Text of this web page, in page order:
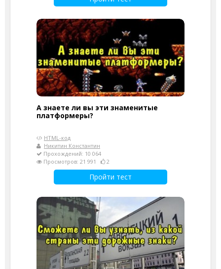
А знаете ли вы эти знаменитые
платформеры?
HTML-код
Никитин Константин
Прохождений: 10 064
Просмотров: 21 991
2
Пройти тест